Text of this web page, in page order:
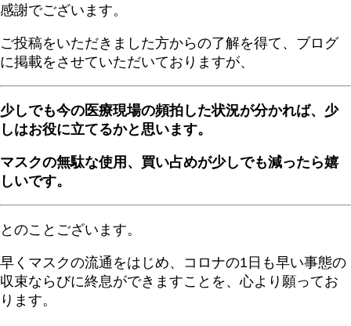
感謝でございます。
ご投稿をいただきました方からの了解を得て、ブログ
に掲載をさせていただいておりますが、
少しでも今の医療現場の頻拍した状況が分かれば、少
しはお役に立てるかと思います。
マスクの無駄な使用、買い占めが少しでも減ったら嬉
しいです。
とのことございます。
早くマスクの流通をはじめ、コロナの1日も早い事態の
収束ならびに終息ができますことを、心より願ってお
ります。